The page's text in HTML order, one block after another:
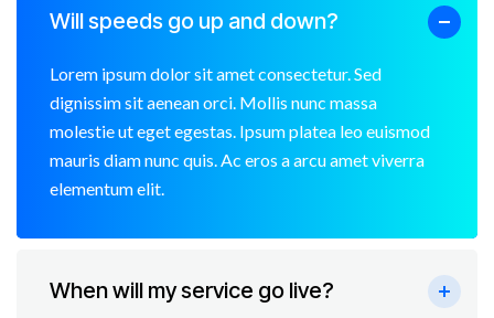
Will speeds go up and down?
Lorem ipsum dolor sit amet consectetur. Sed
dignissim sit aenean orci. Mollis nunc massa
molestie ut eget egestas. Ipsum platea leo euismod
mauris diam nunc quis. Ac eros a arcu amet viverra
elementum elit.
When will my service go live?